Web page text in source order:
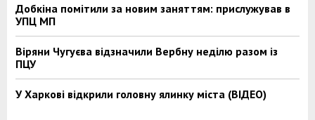
Добкіна помітили за новим заняттям: прислужував в
УПЦ МП
Віряни Чугуєва відзначили Вербну неділю разом із
ПЦУ
У Харкові відкрили головну ялинку міста (ВІДЕО)